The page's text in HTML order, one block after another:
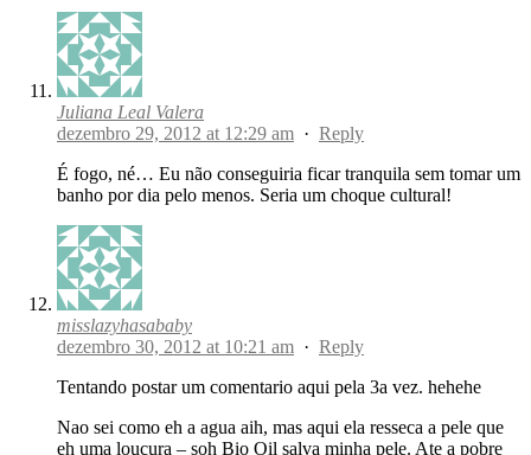
Juliana Leal Valera
dezembro 29, 2012 at 12:29 am · Reply
É fogo, né… Eu não conseguiria ficar tranquila sem tomar um
banho por dia pelo menos. Seria um choque cultural!
misslazyhasababy
dezembro 30, 2012 at 10:21 am · Reply
Tentando postar um comentario aqui pela 3a vez. hehehe
Nao sei como eh a agua aih, mas aqui ela resseca a pele que
eh uma loucura – soh Bio Oil salva minha pele. Ate a pobre